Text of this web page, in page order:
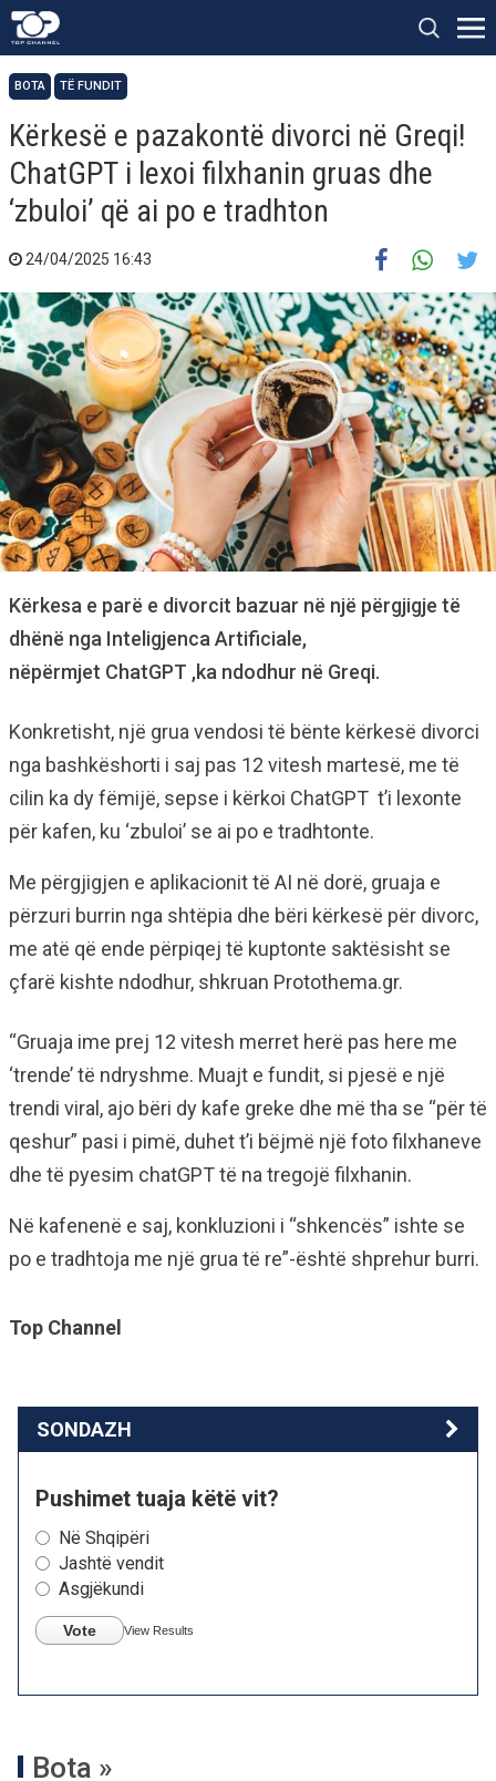
BOTA TË FUNDIT
Kërkesë e pazakontë divorci në Greqi!
ChatGPT i lexoi filxhanin gruas dhe
‘zbuloi’ që ai po e tradhton
24/04/2025 16:43
Kërkesa e parë e divorcit bazuar në një përgjigje të
dhënë nga Inteligjenca Artificiale,
nëpërmjet ChatGPT ,ka ndodhur në Greqi.
Konkretisht, një grua vendosi të bënte kërkesë divorci
nga bashkëshorti i saj pas 12 vitesh martesë, me të
cilin ka dy fëmijë, sepse i kërkoi ChatGPT t’i lexonte
për kafen, ku ‘zbuloi’ se ai po e tradhtonte.
Me përgjigjen e aplikacionit të AI në dorë, gruaja e
përzuri burrin nga shtëpia dhe bëri kërkesë për divorc,
me atë që ende përpiqej të kuptonte saktësisht se
çfarë kishte ndodhur, shkruan Protothema.gr.
“Gruaja ime prej 12 vitesh merret herë pas here me
‘trende’ të ndryshme. Muajt ​​e fundit, si pjesë e një
trendi viral, ajo bëri dy kafe greke dhe më tha se “për të
qeshur” pasi i pimë, duhet t’i bëjmë një foto filxhaneve
dhe të pyesim chatGPT të na tregojë filxhanin.
Në kafenenë e saj, konkluzioni i “shkencës” ishte se
po e tradhtoja me një grua të re”-është shprehur burri.
Top Channel
SONDAZH
Pushimet tuaja këtë vit?
Në Shqipëri
Jashtë vendit
Asgjëkundi
Vote View Results
Bota »